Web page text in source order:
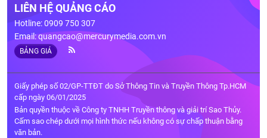
LIÊN HỆ QUẢNG CÁO
Hotline: 0909 750 307
Email:quangcao@mercurymedia.com.vn
BẢNG GIÁ
Giấy phép số 02/GP-TTĐT do Sở Thông Tin và Truyền Thông Tp.HCM
cấp ngày 06/01/2025
Bản quyền thuộc về Công ty TNHH Truyền thông và giải trí Sao Thủy.
Cấm sao chép dưới mọi hình thức nếu không có sự chấp thuận bằng
văn bản.